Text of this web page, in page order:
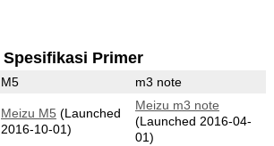
Spesifikasi Primer
M5 m3 note
Meizu M5 (Launched
2016-10-01)
Meizu m3 note
(Launched 2016-04-
01)